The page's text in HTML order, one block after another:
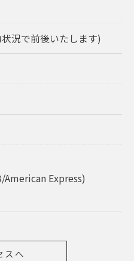
況で前後いたします)
American Express)
スへ